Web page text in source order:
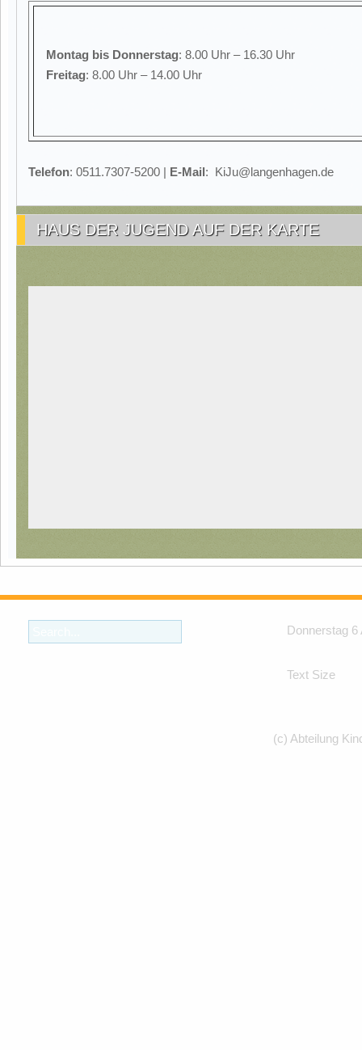
Montag bis Donnerstag: 8.00 Uhr – 16.30 Uhr
Freitag: 8.00 Uhr – 14.00 Uhr
Telefon: 0511.7307-5200 | E-Mail: KiJu@langenhagen.de
HAUS DER JUGEND AUF DER KARTE
Donnerstag 6
Text Size
(c) Abteilung